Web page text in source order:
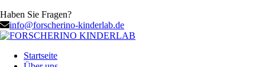
Haben Sie Fragen?
info@forscherino-kinderlab.de
Startseite